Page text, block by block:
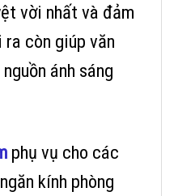
vời nhất và đảm
ra còn giúp văn
ánh sáng
phụ vụ cho các
kính phòng